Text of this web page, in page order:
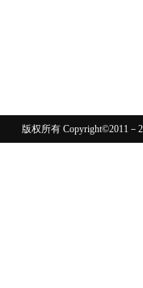
版权所有 Copyright©2011